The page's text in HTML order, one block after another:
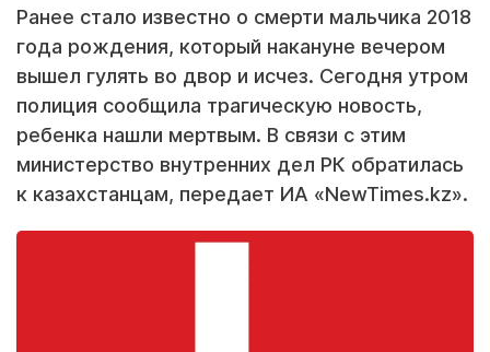
Ранее стало известно о смерти мальчика 2018
года рождения, который накануне вечером
вышел гулять во двор и исчез. Сегодня утром
полиция сообщила трагическую новость,
ребенка нашли мертвым. В связи с этим
министерство внутренних дел РК обратилась
к казахстанцам, передает ИА «NewTimes.kz».